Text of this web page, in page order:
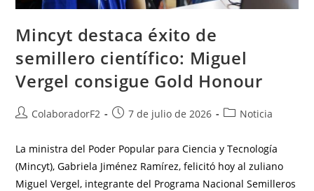
Mincyt destaca éxito de
semillero científico: Miguel
Vergel consigue Gold Honour
ColaboradorF2 7 de julio de 2026 Noticia
La ministra del Poder Popular para Ciencia y Tecnología
(Mincyt), Gabriela Jiménez Ramírez, felicitó hoy al zuliano
Miguel Vergel, integrante del Programa Nacional Semilleros